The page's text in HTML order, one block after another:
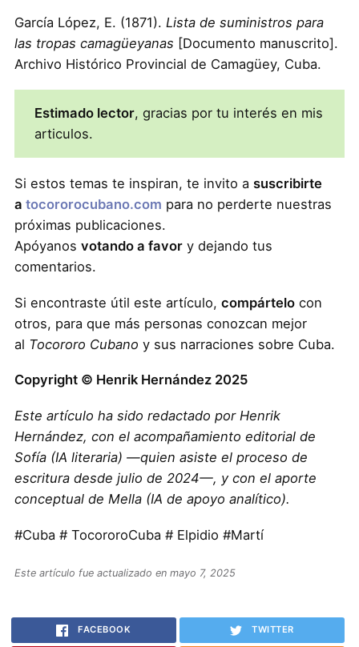
García López, E. (1871). Lista de suministros para
las tropas camagüeyanas [Documento manuscrito].
Archivo Histórico Provincial de Camagüey, Cuba.
Estimado lector, gracias por tu interés en mis
articulos.
Si estos temas te inspiran, te invito a suscribirte
a tocororocubano.com para no perderte nuestras
próximas publicaciones.
Apóyanos votando a favory dejando tus
comentarios.
Si encontraste útil este artículo, compártelocon
otros, para que más personas conozcan mejor
al Tocororo Cubano y sus narraciones sobre Cuba.
Copyright © Henrik Hernández 2025
Este artículo ha sido redactado por Henrik
Hernández, con el acompañamiento editorial de
Sofía (IA literaria) —quien asiste el proceso de
escritura desde julio de 2024—, y con el aporte
conceptual de Mella (IA de apoyo analítico).
#Cuba # TocororoCuba # Elpidio #Martí
Este artículo fue actualizado en mayo 7, 2025
FACEBOOK TWITTER